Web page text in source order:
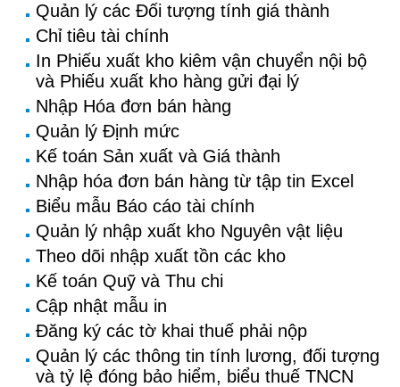
Quản lý các Đối tượng tính giá thành
Chỉ tiêu tài chính
In Phiếu xuất kho kiêm vận chuyển nội bộ
và Phiếu xuất kho hàng gửi đại lý
Nhập Hóa đơn bán hàng
Quản lý Định mức
Kế toán Sản xuất và Giá thành
Nhập hóa đơn bán hàng từ tập tin Excel
Biểu mẫu Báo cáo tài chính
Quản lý nhập xuất kho Nguyên vật liệu
Theo dõi nhập xuất tồn các kho
Kế toán Quỹ và Thu chi
Cập nhật mẫu in
Đăng ký các tờ khai thuế phải nộp
Quản lý các thông tin tính lương, đối tượng
và tỷ lệ đóng bảo hiểm, biểu thuế TNCN